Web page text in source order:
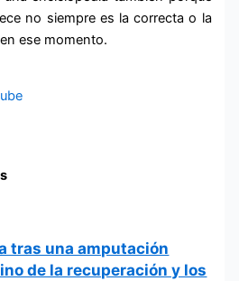
no siempre es la correcta o la
ese momento.
tras una amputación
de la recuperación y los